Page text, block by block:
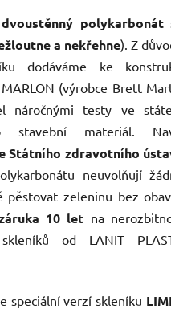
polykarbonát
a nekřehne). Z
dodáváme ke
(výrobce Brett
náročnými testy ve
stavební materiál.
Státního zdravotního
neuvolňují
pěstovat zeleninu bez
10 let na
od LANIT
speciální verzí skleníku